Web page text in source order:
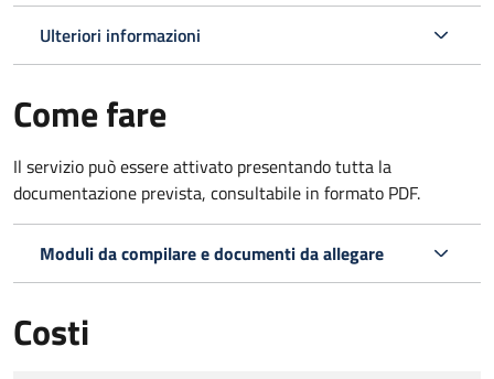
Ulteriori informazioni
Come fare
Il servizio può essere attivato presentando tutta la
documentazione prevista, consultabile in formato PDF.
Moduli da compilare e documenti da allegare
Costi